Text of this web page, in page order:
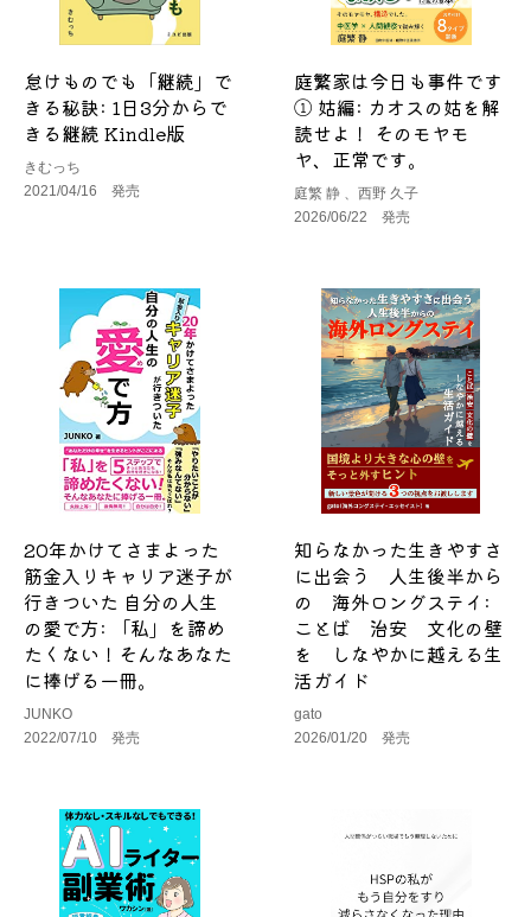
怠けものでも「継続」で
きる秘訣: 1日3分からで
きる継続 Kindle版
きむっち
2021/04/16 発売
庭繁家は今日も事件です
① 姑編: カオスの姑を解
読せよ！ そのモヤモ
ヤ、正常です。
庭繁 静 、西野 久子
2026/06/22 発売
20年かけてさまよった
筋金入りキャリア迷子が
行きついた 自分の人生
の愛で方: 「私」を諦め
たくない！そんなあなた
に捧げる一冊。
JUNKO
2022/07/10 発売
知らなかった生きやすさ
に出会う 人生後半から
の 海外ロングステイ:
ことば 治安 文化の壁
を しなやかに越える生
活ガイド
gato
2026/01/20 発売